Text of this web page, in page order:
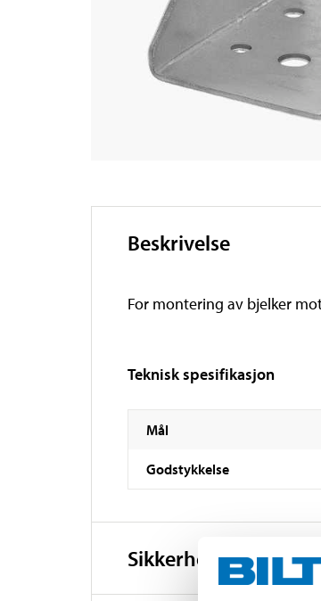
Beskrivelse
For montering av bjelker
Teknisk spesifikasjon
Mål
Godstykkelse